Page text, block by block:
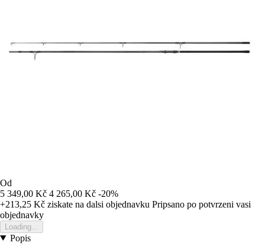
Od
5 349,00 Kč 4 265,00 Kč -20%
+213,25 Kč ziskate na dalsi objednavku Pripsano po potvrzeni vasi
objednavky
Loading...
Popis